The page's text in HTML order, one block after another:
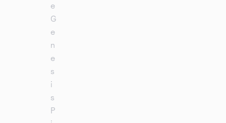
e
G
e
n
e
s
i
s
P